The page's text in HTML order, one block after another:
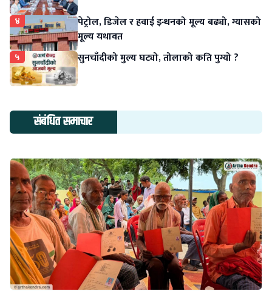
४
पेट्रोल, डिजेल र हवाई इन्धनको मूल्य बढ्यो, ग्यासको
मूल्य यथावत
५ सुनचाँदीको मुल्य घट्यो, तोलाको कति पुग्यो ?
संबंधित समाचार